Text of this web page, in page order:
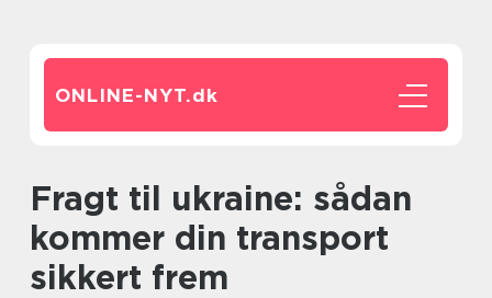
ONLINE-NYT.dk
Fragt til ukraine: sådan
kommer din transport
sikkert frem